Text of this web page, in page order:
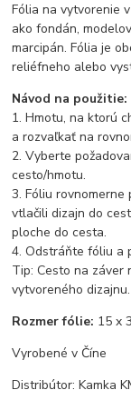
Fólia na vytvorenie
ako fondán,
marcipán. Fólia je
reliéfneho alebo
Návod na použitie:
1. Hmotu, na ktorú
a rozvaľkať na
2. Vyberte
cesto/hmotu.
3. Fóliu
vtlačili dizajn do
ploche do cesta.
4. Odstráňte fóliu a
Tip: Cesto na záver
vytvoreného dizajnu.
Rozmer fólie: 15 x
Vyrobené v Číne
Distribútor: Kamka